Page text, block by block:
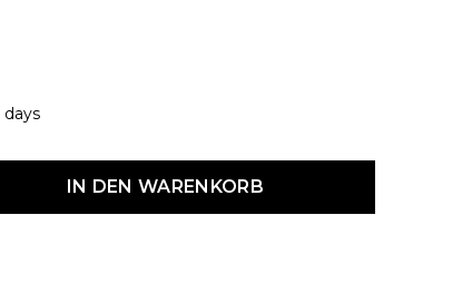
IN DEN WARENKORB